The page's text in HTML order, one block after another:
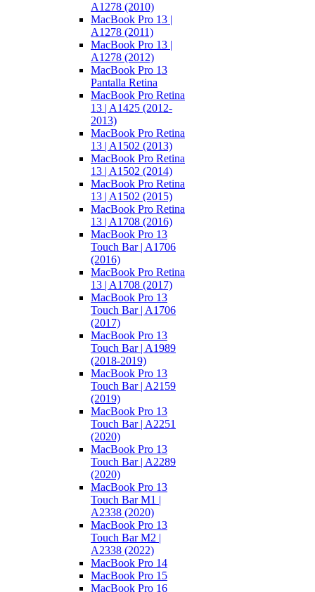
A1278 (2010)
MacBook Pro 13 |
A1278 (2011)
MacBook Pro 13 |
A1278 (2012)
MacBook Pro 13
Pantalla Retina
MacBook Pro Retina
13 | A1425 (2012-
2013)
MacBook Pro Retina
13 | A1502 (2013)
MacBook Pro Retina
13 | A1502 (2014)
MacBook Pro Retina
13 | A1502 (2015)
MacBook Pro Retina
13 | A1708 (2016)
MacBook Pro 13
Touch Bar | A1706
(2016)
MacBook Pro Retina
13 | A1708 (2017)
MacBook Pro 13
Touch Bar | A1706
(2017)
MacBook Pro 13
Touch Bar | A1989
(2018-2019)
MacBook Pro 13
Touch Bar | A2159
(2019)
MacBook Pro 13
Touch Bar | A2251
(2020)
MacBook Pro 13
Touch Bar | A2289
(2020)
MacBook Pro 13
Touch Bar M1 |
A2338 (2020)
MacBook Pro 13
Touch Bar M2 |
A2338 (2022)
MacBook Pro 14
MacBook Pro 15
MacBook Pro 16